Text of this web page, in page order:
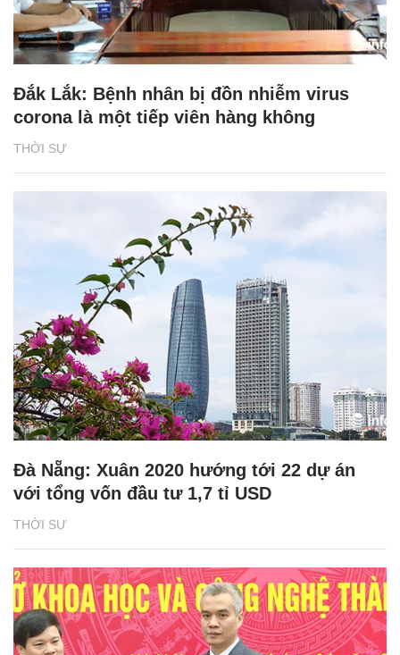
THỜI SỰ
Đắk Lắk: Bệnh nhân bị đồn nhiễm virus
corona là một tiếp viên hàng không
THỜI SỰ
Đà Nẵng: Xuân 2020 hướng tới 22 dự án
với tổng vốn đầu tư 1,7 tỉ USD